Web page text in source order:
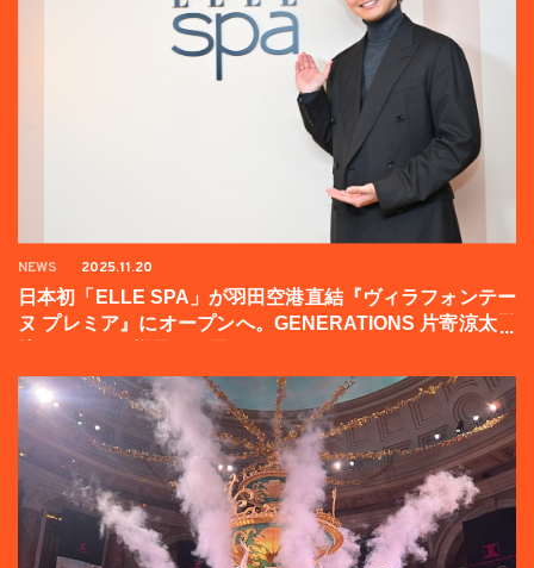
NEWS 2025.11.20
日本初「ELLE SPA」が羽田空港直結『ヴィラフォンテー
ヌ プレミア』にオープンへ。GENERATIONS 片寄涼太登